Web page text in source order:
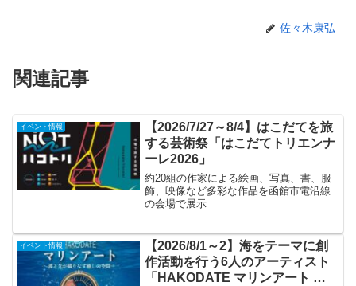
佐々木康弘
関連記事
イベント情報
【2026/7/27～8/4】はこだてを旅
する芸術祭「はこだてトリエンナ
ーレ2026」
約20組の作家による絵画、写真、書、服
飾、映像など多彩な作品を函館市電沿線
の会場で展示
イベント情報
【2026/8/1～2】海をテーマに創
作活動を行う6人のアーティスト
「HAKODATE マリンアート ～